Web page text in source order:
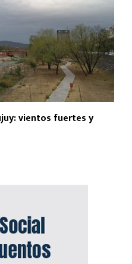
vientos fuertes y